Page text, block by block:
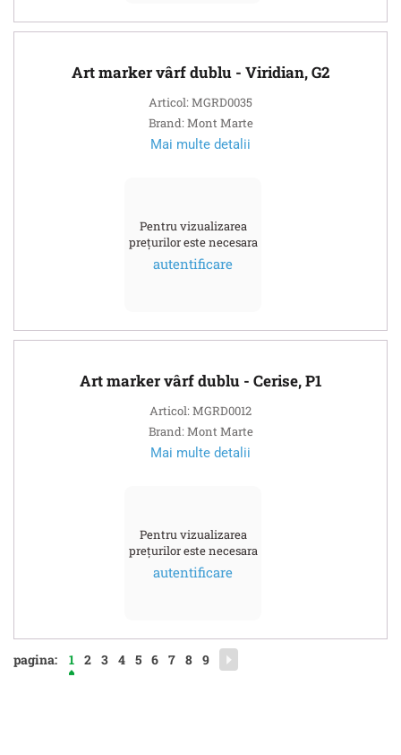
Art marker vârf dublu - Viridian, G2
Articol: MGRD0035
Brand: Mont Marte
Mai multe detalii
Pentru vizualizarea
prețurilor este necesara
autentificare
Art marker vârf dublu - Cerise, P1
Articol: MGRD0012
Brand: Mont Marte
Mai multe detalii
Pentru vizualizarea
prețurilor este necesara
autentificare
pagina: 1 2 3 4 5 6 7 8 9